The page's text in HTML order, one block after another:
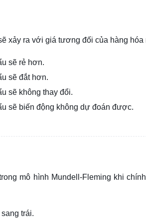
xảy ra với giá tương đối của hàng hóa
sẽ rẻ hơn.
sẽ đắt hơn.
sẽ không thay đổi.
sẽ biến động không dự đoán được.
mô hình Mundell-Fleming khi
trái.